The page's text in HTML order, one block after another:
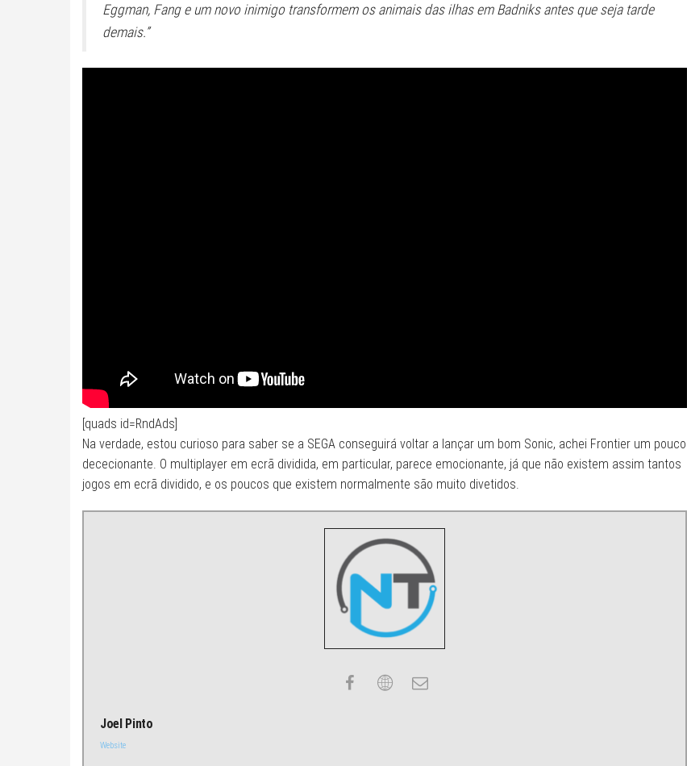
Eggman, Fang e um novo inimigo transformem os animais das ilhas em Badniks antes que seja tarde
demais.”
[quads id=RndAds]
Na verdade, estou curioso para saber se a SEGA conseguirá voltar a lançar um bom Sonic, achei Frontier um pouco
dececionante. O multiplayer em ecrã dividida, em particular, parece emocionante, já que não existem assim tantos
jogos em ecrã dividido, e os poucos que existem normalmente são muito divetidos.
Joel Pinto
Website